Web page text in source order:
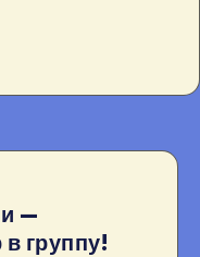
—
группу!